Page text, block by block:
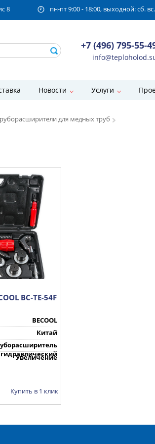
8 пн-пт 9:00 - 18:00, выходной: сб. вс.
+7 (496) 795-55-
Новости Услуги
для медных труб
BC-TE-54F
BECOOL
Китай
гидравлический
Увеличение
Купить в 1 клик